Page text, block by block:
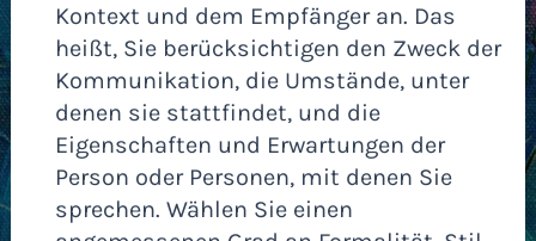
Kontext und dem Empfänger an. Das
heißt, Sie berücksichtigen den Zweck der
Kommunikation, die Umstände, unter
denen sie stattfindet, und die
Eigenschaften und Erwartungen der
Person oder Personen, mit denen Sie
sprechen. Wählen Sie einen